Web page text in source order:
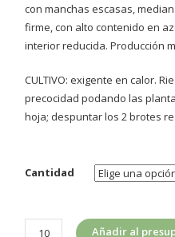
con manchas escasas,
firme, con alto contenido en
interior reducida. Producción
CULTIVO: exigente en calor.
precocidad podando las
hoja; despuntar los 2 brotes
Cantidad
Melón
Añadir al